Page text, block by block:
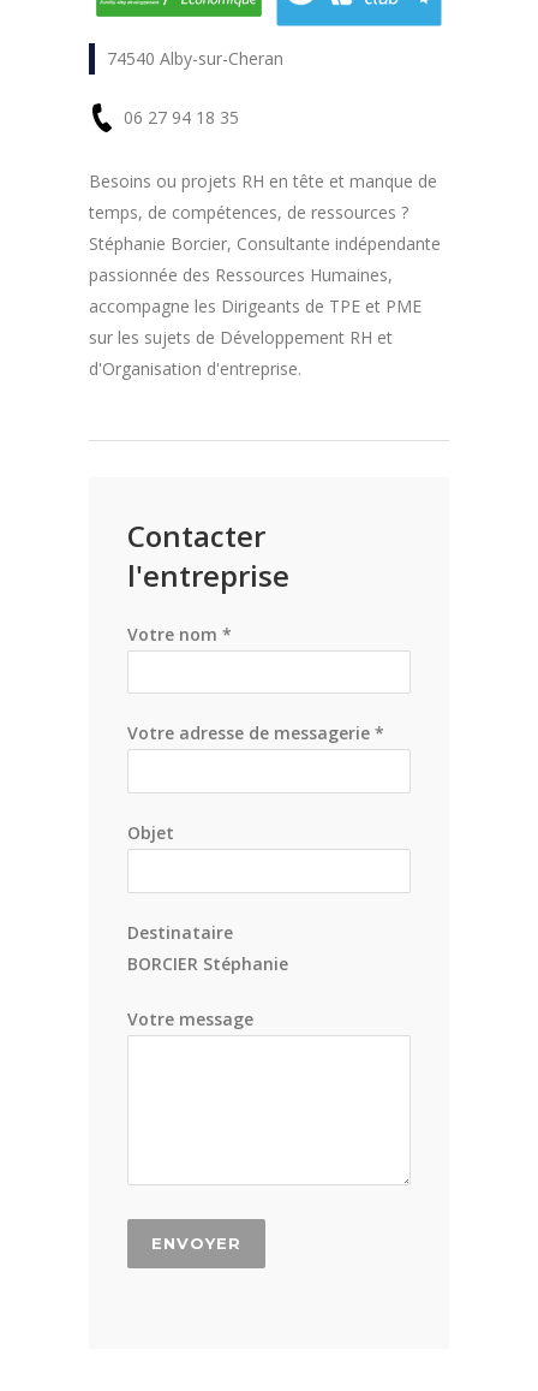
74540 Alby-sur-Cheran
06 27 94 18 35
En
savoir
plus
Besoins ou projets RH en tête et manque de
temps, de compétences, de ressources ?
Stéphanie Borcier, Consultante indépendante
passionnée des Ressources Humaines,
accompagne les Dirigeants de TPE et PME
sur les sujets de Développement RH et
d'Organisation d'entreprise.
Contacter
l'entreprise
Votre nom *
Votre adresse de messagerie *
Objet
Destinataire
BORCIER Stéphanie
Votre message